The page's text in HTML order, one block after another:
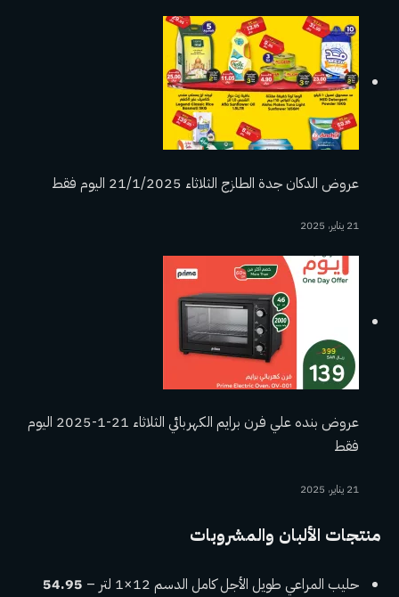
عروض الدكان جدة الطازج الثلاثاء 21/1/2025 اليوم فقط
21 يناير، 2025
عروض بنده علي فرن برايم الكهربائي الثلاثاء 21-1-2025 اليوم
فقط
21 يناير، 2025
منتجات الألبان والمشروبات
حليب المراعي طويل الأجل كامل الدسم 12×1 لتر –
54.95